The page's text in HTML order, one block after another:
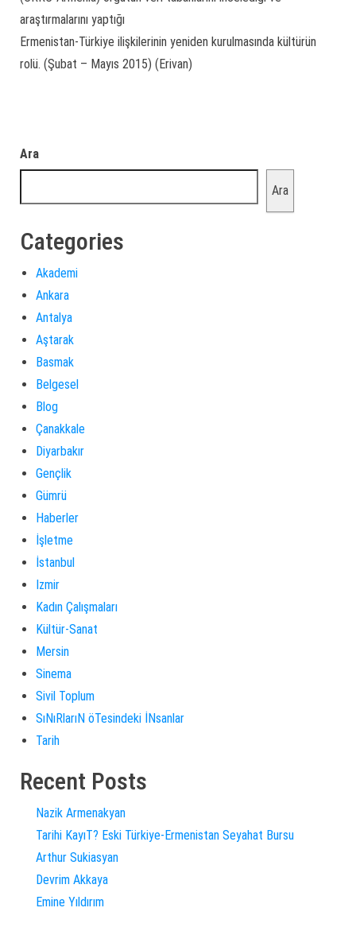
araştırmalarını yaptığı
Ermenistan-Türkiye ilişkilerinin yeniden kurulmasında kültürün
rolü. (Şubat – Mayıs 2015) (Erivan)
Ara
Ara
Categories
Akademi
Ankara
Antalya
Aştarak
Basmak
Belgesel
Blog
Çanakkale
Diyarbakır
Gençlik
Gümrü
Haberler
İşletme
İstanbul
Izmir
Kadın Çalışmaları
Kültür-Sanat
Mersin
Sinema
Sivil Toplum
SıNıRlarıN öTesindeki İNsanlar
Tarih
Recent Posts
Nazik Armenakyan
Tarihi KayıT? Eski Türkiye-Ermenistan Seyahat Bursu
Arthur Sukiasyan
Devrim Akkaya
Emine Yıldırım